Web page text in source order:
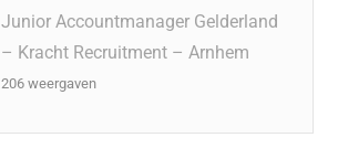
Junior Accountmanager Gelderland
– Kracht Recruitment – Arnhem
206 weergaven